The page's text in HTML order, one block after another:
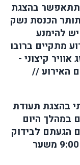
3, ירושלים, תתאפשר בהצגת
הכנסת נשק
להימנע
מתקיים ברובו
קיצוני -
האירוע //
בהצגת תעודת
במהלך היום
הגעתם לבידוק
בין השעות 7:30 בבוקר ועד השעה 9:00 משער